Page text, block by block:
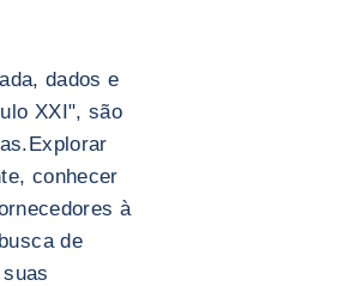
dados e
XXI", são
conhecer
à
de